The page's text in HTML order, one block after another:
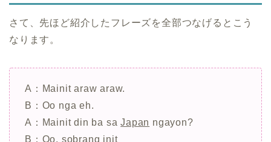
さて、先ほど紹介したフレーズを全部つなげるとこう
なります。
A：Mainit araw araw.
B：Oo nga eh.
A：Mainit din ba saJapan ngayon?
B： Oo, sobrang init